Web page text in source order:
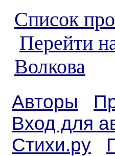
Список
Перейти
Волкова
Авторы
Вход для
Стихи.ру